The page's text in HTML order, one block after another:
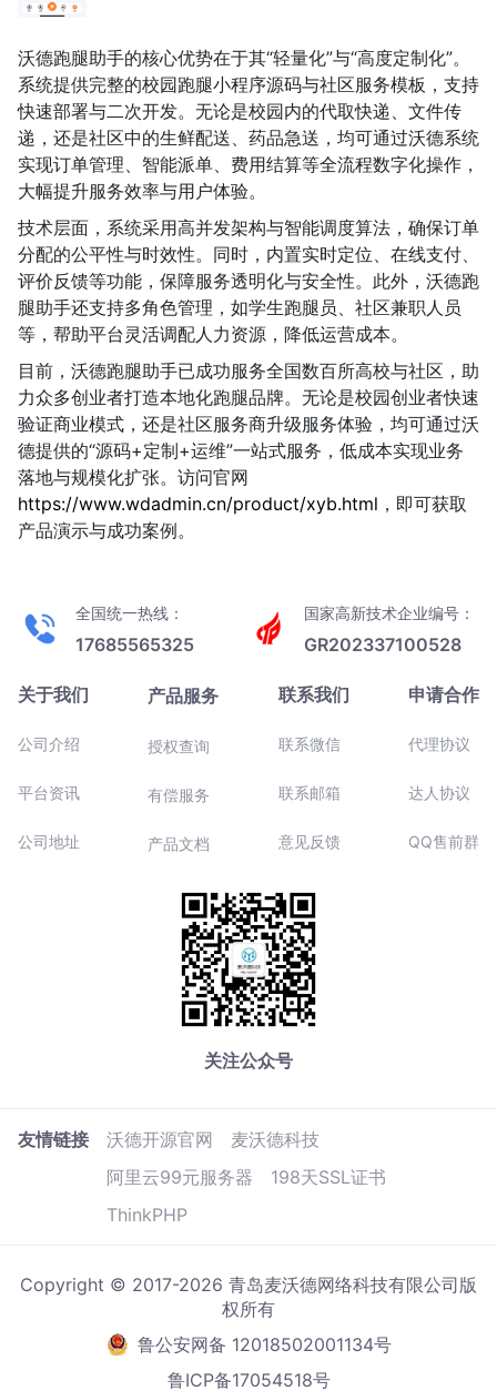
沃德跑腿助手的核心优势在于其“轻量化”与“高度定制化”。
系统提供完整的校园跑腿小程序源码与社区服务模板，支持
快速部署与二次开发。无论是校园内的代取快递、文件传
递，还是社区中的生鲜配送、药品急送，均可通过沃德系统
实现订单管理、智能派单、费用结算等全流程数字化操作，
大幅提升服务效率与用户体验。
技术层面，系统采用高并发架构与智能调度算法，确保订单
分配的公平性与时效性。同时，内置实时定位、在线支付、
评价反馈等功能，保障服务透明化与安全性。此外，沃德跑
腿助手还支持多角色管理，如学生跑腿员、社区兼职人员
等，帮助平台灵活调配人力资源，降低运营成本。
目前，沃德跑腿助手已成功服务全国数百所高校与社区，助
力众多创业者打造本地化跑腿品牌。无论是校园创业者快速
验证商业模式，还是社区服务商升级服务体验，均可通过沃
德提供的“源码+定制+运维”一站式服务，低成本实现业务
落地与规模化扩张。访问官网
https://www.wdadmin.cn/product/xyb.html ，即可获取
产品演示与成功案例。
全国统一热线：
17685565325
国家高新技术企业编号：
GR202337100528
关于我们
公司介绍
平台资讯
公司地址
产品服务
授权查询
有偿服务
产品文档
联系我们
联系微信
联系邮箱
意见反馈
申请合作
代理协议
达人协议
QQ售前群
关注公众号
友情链接 沃德开源官网
麦沃德科技
阿里云99元服务器
198天SSL证书
ThinkPHP
Copyright © 2017-2026 青岛麦沃德网络科技有限公司版
权所有
鲁公安网备 12018502001134号
鲁ICP备17054518号